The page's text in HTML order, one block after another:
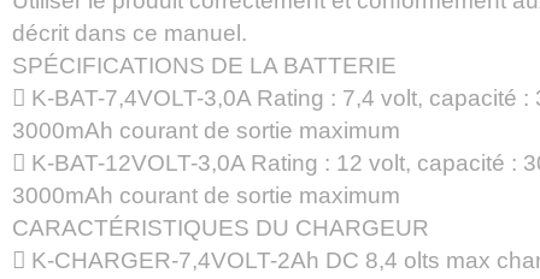
décrit dans ce manuel.
SPÉCIFICATIONS DE LA BATTERIE
 K-BAT-7,4VOLT-3,0A Rating : 7,4 volt, capacité :
3000mAh courant de sortie maximum
 K-BAT-12VOLT-3,0A Rating : 12 volt, capacité :
3000mAh courant de sortie maximum
CARACTÉRISTIQUES DU CHARGEUR
 K-CHARGER-7,4VOLT-2Ah DC 8,4 olts max